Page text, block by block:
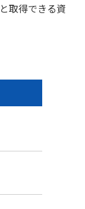
取得できる資